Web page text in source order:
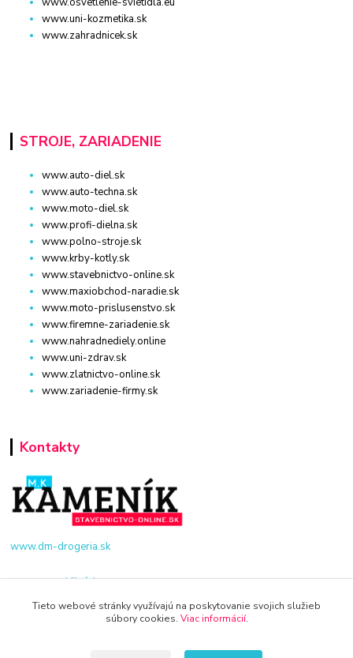
www.uni-kozmetika.sk
www.zahradnicek.sk
STROJE, ZARIADENIE
www.auto-diel.sk
www.auto-techna.sk
www.moto-diel.sk
www.profi-dielna.sk
www.polno-stroje.sk
www.krby-kotly.sk
www.stavebnictvo-online.sk
www.maxiobchod-naradie.sk
www.moto-prislusenstvo.sk
www.firemne-zariadenie.sk
www.nahradnediely.online
www.uni-zdrav.sk
www.zlatnictvo-online.sk
www.zariadenie-firmy.sk
Kontakty
www.dm-drogeria.sk
Viktória
+421 940 949 000
Tieto webové stránky využívajú na poskytovanie svojich služieb
súbory cookies. Viac informácií.